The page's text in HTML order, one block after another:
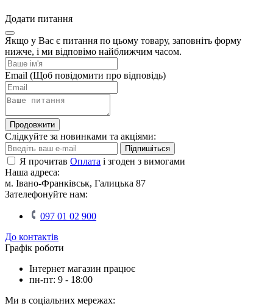
Додати питання
Якщо у Вас є питання по цьому товару, заповніть форму
нижче, і ми відповімо найближчим часом.
Email (Щоб повідомити про відповідь)
Продовжити
Слідкуйте за новинками та акціями:
Підпишіться
Я прочитав Оплата і згоден з вимогами
Наша адреса:
м. Івано-Франківськ, Галицька 87
Зателефонуйте нам:
097 01 02 900
До контактів
Графік роботи
Інтернет магазин працює
пн-пт: 9 - 18:00
Ми в соціальних мережах: